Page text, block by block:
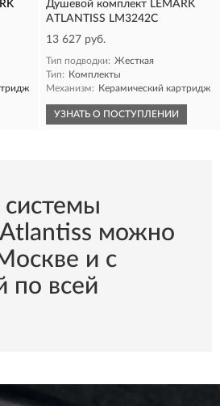
Душевой комплект LEMARK
ATLANTISS LM3242C
13 627 руб.
Тип подводки: Жесткая
Тип: Комплекты
Механизм: Керамический картридж
УЗНАТЬ О ПОСТУПЛЕНИИ
можно
и с
по всей